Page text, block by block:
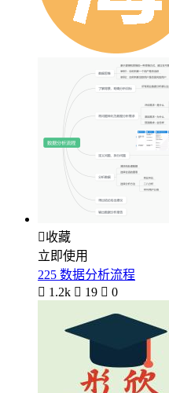
收藏
立即使用
225 数据分析流程
 1.2k  19  0